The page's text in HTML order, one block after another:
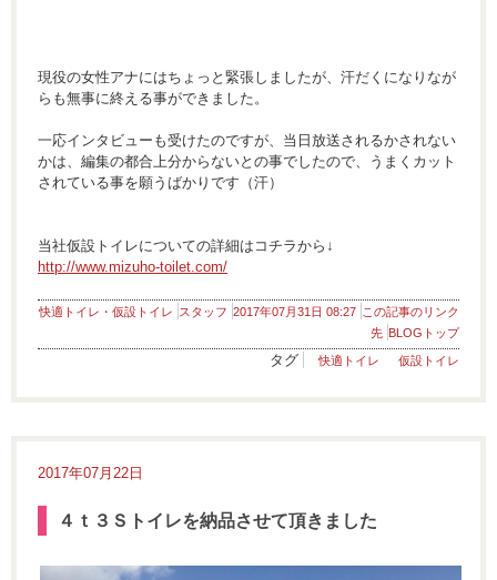
現役の女性アナにはちょっと緊張しましたが、汗だくになりなが
らも無事に終える事ができました。
一応インタビューも受けたのですが、当日放送されるかされない
かは、編集の都合上分からないとの事でしたので、うまくカット
されている事を願うばかりです（汗）
当社仮設トイレについての詳細はコチラから↓
http://www.mizuho-toilet.com/
快適トイレ・仮設トイレ スタッフ 2017年07月31日 08:27 この記事のリンク
先 BLOGトップ
タグ 快適トイレ 仮設トイレ
2017年07月22日
４ｔ３Ｓトイレを納品させて頂きました